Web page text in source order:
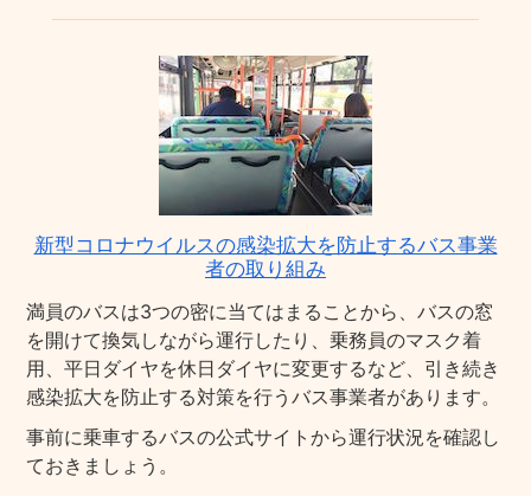
新型コロナウイルスの感染拡大を防止するバス事業
者の取り組み
満員のバスは3つの密に当てはまることから、バスの窓
を開けて換気しながら運行したり、乗務員のマスク着
用、平日ダイヤを休日ダイヤに変更するなど、引き続き
感染拡大を防止する対策を行うバス事業者があります。
事前に乗車するバスの公式サイトから運行状況を確認し
ておきましょう。